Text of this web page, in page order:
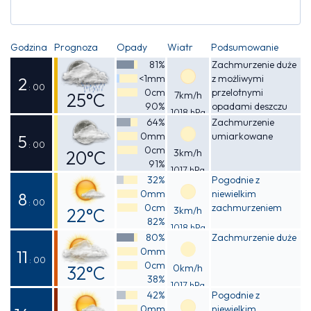
Godzina Prognoza Opady Wiatr Podsumowanie
2 : 00
25°C
Odczuwalna
26°C
81%
<1mm
0cm
90%
7km/h
1018 hPa
Zachmurzenie duże
z możliwymi
przelotnymi
opadami deszczu
5 : 00
20°C
Odczuwalna
20°C
64%
0mm
0cm
91%
3km/h
1017 hPa
Zachmurzenie
umiarkowane
8 : 00
22°C
Odczuwalna
22°C
32%
0mm
0cm
82%
3km/h
1018 hPa
Pogodnie z
niewielkim
zachmurzeniem
11 : 00
32°C
Odczuwalna
80%
0mm
0cm
38%
0km/h
1017 hPa
Zachmurzenie duże
42%
Pogodnie z